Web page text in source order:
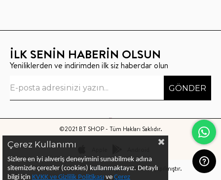
İLK SENİN HABERİN OLSUN
Yeniliklerden ve indirimden ilk siz haberdar olun
GÖNDER
©2021 BT SHOP - Tüm Hakları Saklıdır.
Bu sitenin kurulumuKeyo Digitaltarafından yapılmıştır.
Çerez Kullanımı
Sizlere en iyi alıveriş deneyimini sunabilmek adına
sitemizde çerezler (cookies) kullanmaktayız. Detaylı
bilgi için KVKK ve Gizlilik Politikası ve Çerez